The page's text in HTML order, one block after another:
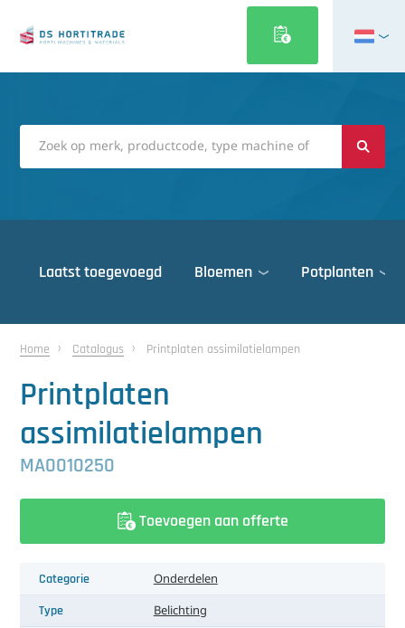
English
Deutsch
Polski
Română
Laatst toegevoegd Bloemen Potplanten
Koeling
Ontvochtiging
Reinigingsmachines
Sorteermachines
Teeltbenodigdheden
Home Catalogus Printplaten assimilatielampen
Printplaten
assimilatielampen
MA0010250
Toevoegen aan offerte
Categorie Onderdelen
Type Belichting